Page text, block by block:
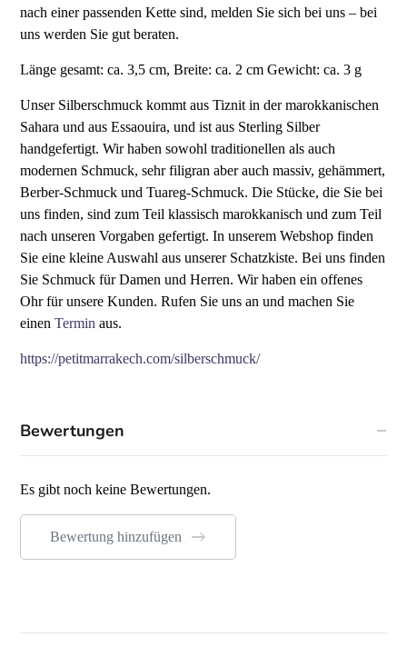
nach einer passenden Kette sind, melden Sie sich bei uns – bei
uns werden Sie gut beraten.
Länge gesamt: ca. 3,5 cm, Breite: ca. 2 cm Gewicht: ca. 3 g
Unser Silberschmuck kommt aus Tiznit in der marokkanischen
Sahara und aus Essaouira, und ist aus Sterling Silber
handgefertigt. Wir haben sowohl traditionellen als auch
modernen Schmuck, sehr filigran aber auch massiv, gehämmert,
Berber-Schmuck und Tuareg-Schmuck. Die Stücke, die Sie bei
uns finden, sind zum Teil klassisch marokkanisch und zum Teil
nach unseren Vorgaben gefertigt. In unserem Webshop finden
Sie eine kleine Auswahl aus unserer Schatzkiste. Bei uns finden
Sie Schmuck für Damen und Herren. Wir haben ein offenes
Ohr für unsere Kunden. Rufen Sie uns an und machen Sie
einenTermin aus.
https://petitmarrakech.com/silberschmuck/
Bewertungen
Es gibt noch keine Bewertungen.
Bewertung hinzufügen